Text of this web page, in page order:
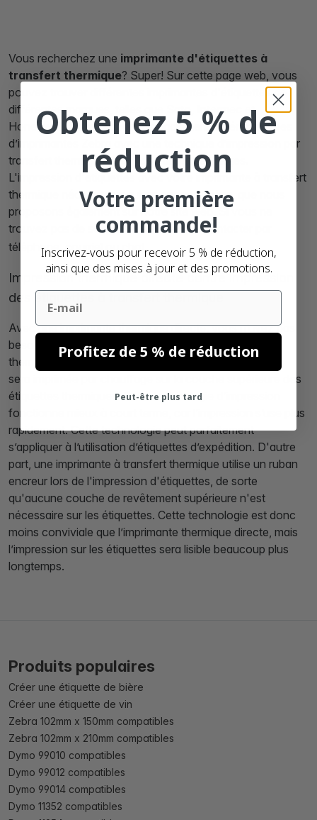
Vous recherchez une imprimante d'étiquettes à
transfert thermique? Super! Sur cette page web, vous
pouvez trouver différentes imprimantes d'étiquettes de
différentes marques, telles que Sato, Intermec et
Honeywell. Nous proposons également différents types
d’imprimantes Zebra avec une technique d’impression par
transfert thermique pour vos étiquettes vierges.
L'impression d'étiquettes avec votre imprimante à transfert
thermique nécessite un ruban encreur Zebra, que nous
proposons également sur notre site web. Si vous ne
trouvez pas de solution, veuillez nous contacter par
téléphone, courriel ou chat.
Impression thermique directe contre impression
des étiquettes à transfert thermique
Avec une imprimante thermique directe, vous n’avez pas
besoin d’encre, l’imprimante appuyant sur la couche
thermique avec chaleur. En conséquence, l'impression
sera imprimée par chauffage sur la couche supérieure des
étiquettes thermiques. Cette technologie d’impression
fonctionne mieux à court terme, car l’impression s’use plus
rapidement. Cette technologie peut parfaitement
s’appliquer à l’utilisation d’étiquettes d’expédition. D'autre
part, une imprimante à transfert thermique utilise un ruban
encreur lors de l'impression d'étiquettes, de sorte
qu'aucune couche de revêtement supérieure n'est
nécessaire sur les étiquettes. Cette technologie est donc
moins conviviale que l’imprimante thermique directe, mais
l’impression sur les étiquettes sera lisible beaucoup plus
longtemps.
Produits populaires
Créer une étiquette de bière
Créer une étiquette de vin
Zebra 102mm x 150mm compatibles
Zebra 102mm x 210mm compatibles
Dymo 99010 compatibles
Dymo 99012 compatibles
Dymo 99014 compatibles
Dymo 11352 compatibles
Obtenez 5 % de
réduction
Votre première
commande!
Inscrivez-vous pour recevoir 5 % de réduction,
ainsi que des mises à jour et des promotions.
Email
Profitez de 5 % de réduction
Peut-être plus tard